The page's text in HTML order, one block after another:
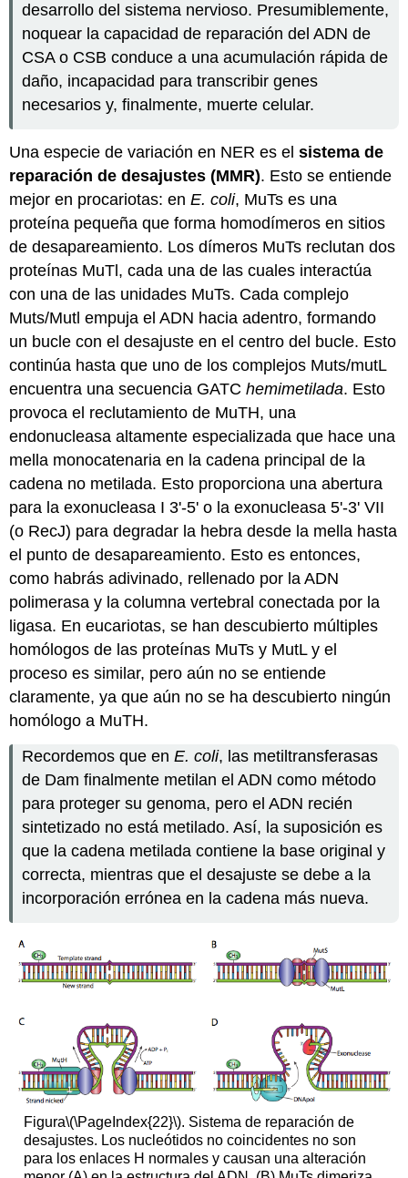
desarrollo del sistema nervioso. Presumiblemente,
noquear la capacidad de reparación del ADN de
CSA o CSB conduce a una acumulación rápida de
daño, incapacidad para transcribir genes
necesarios y, finalmente, muerte celular.
Una especie de variación en NER es elsistema de
reparación de desajustes (MMR). Esto se entiende
mejor en procariotas: enE. coli, MuTs es una
proteína pequeña que forma homodímeros en sitios
de desapareamiento. Los dímeros MuTs reclutan dos
proteínas MuTl, cada una de las cuales interactúa
con una de las unidades MuTs. Cada complejo
Muts/Mutl empuja el ADN hacia adentro, formando
un bucle con el desajuste en el centro del bucle. Esto
continúa hasta que uno de los complejos Muts/mutL
encuentra una secuencia GATChemimetilada. Esto
provoca el reclutamiento de MuTH, una
endonucleasa altamente especializada que hace una
mella monocatenaria en la cadena principal de la
cadena no metilada. Esto proporciona una abertura
para la exonucleasa I 3'-5' o la exonucleasa 5'-3' VII
(o RecJ) para degradar la hebra desde la mella hasta
el punto de desapareamiento. Esto es entonces,
como habrás adivinado, rellenado por la ADN
polimerasa y la columna vertebral conectada por la
ligasa. En eucariotas, se han descubierto múltiples
homólogos de las proteínas MuTs y MutL y el
proceso es similar, pero aún no se entiende
claramente, ya que aún no se ha descubierto ningún
homólogo a MuTH.
Recordemos que enE. coli, las metiltransferasas
de Dam finalmente metilan el ADN como método
para proteger su genoma, pero el ADN recién
sintetizado no está metilado. Así, la suposición es
que la cadena metilada contiene la base original y
correcta, mientras que el desajuste se debe a la
incorporación errónea en la cadena más nueva.
Figura\(\PageIndex{22}\). Sistema de reparación de
desajustes. Los nucleótidos no coincidentes no son
para los enlaces H normales y causan una alteración